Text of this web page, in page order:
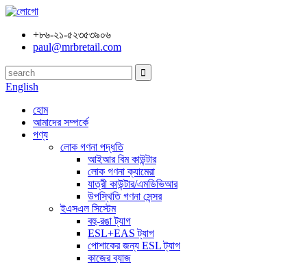
+৮৬-২১-৫২৩৫৩৯০৬
paul@mrbretail.com
English
হোম
আমাদের সম্পর্কে
পণ্য
লোক গণনা পদ্ধতি
আইআর বিম কাউন্টার
লোক গণনা ক্যামেরা
যাত্রী কাউন্টার/এমডিভিআর
উপস্থিতি গণনা সেন্সর
ইএসএল সিস্টেম
বহু-রঙা ট্যাগ
ESL+EAS ট্যাগ
পোশাকের জন্য ESL ট্যাগ
কাজের ব্যাজ